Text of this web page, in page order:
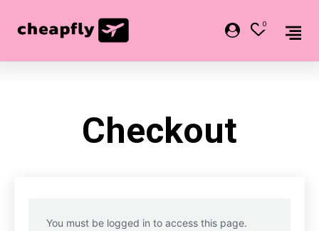
0
Checkout
You must be logged in to access this page.